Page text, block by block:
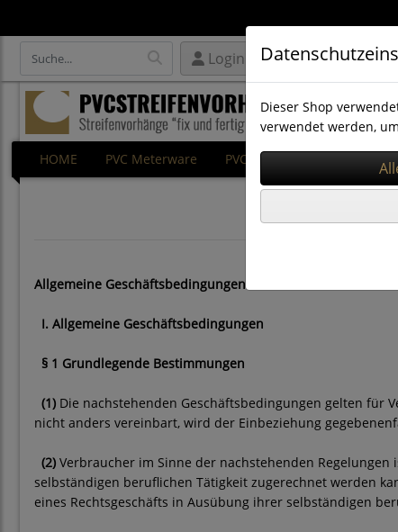
Login
HOME PVC Meterware PVC Rollenware PVC
Allgemeine Geschäftsbedingungen und
I. Allgemeine Geschäftsbedingungen
§ 1 Grundlegende Bestimmungen
(1) Die nachstehenden Geschäftsbedingungen gelten für
nicht anders vereinbart, wird der Einbeziehung
(2) Verbraucher im Sinne der nachstehenden
selbständigen beruflichen Tätigkeit zugerechnet werden
eines Rechtsgeschäfts in Ausübung ihrer selbständigen
Dieser Shop
verwendet werden,